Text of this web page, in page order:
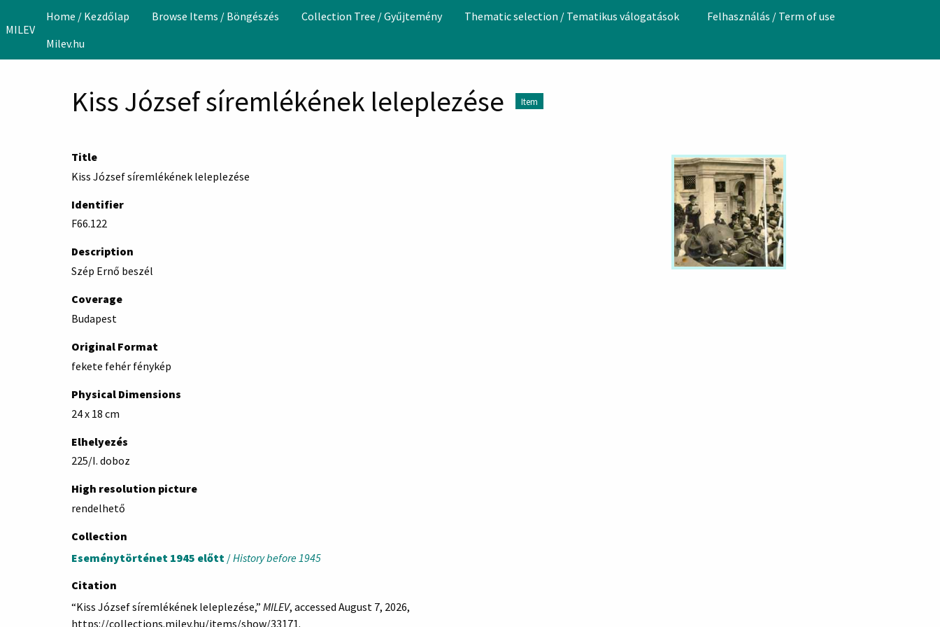
MILEV
Home / Kezdőlap Browse Items / Böngészés Collection Tree / Gyűjtemény Thematic selection / Tematikus válogatások
Felhasználás / Term of use
Milev.hu
Kiss József síremlékének leleplezése Item
Title
Kiss József síremlékének leleplezése
Identifier
F66.122
Description
Szép Ernő beszél
Coverage
Budapest
Original Format
fekete fehér fénykép
Physical Dimensions
24 x 18 cm
Elhelyezés
225/I. doboz
High resolution picture
rendelhető
Collection
Eseménytörténet 1945 előtt /History before 1945
Citation
“Kiss József síremlékének leleplezése,” MILEV, accessed August 7, 2026,
https://collections.milev.hu/items/show/33171.